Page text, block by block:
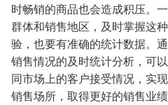
时畅销的商品也会造成积压。
群体和销售地区，及时掌握这
验，也要有准确的统计数据。
销售情况的及时统计分析，可
同市场上的客户接受情况，实
销售场所，取得更好的销售业